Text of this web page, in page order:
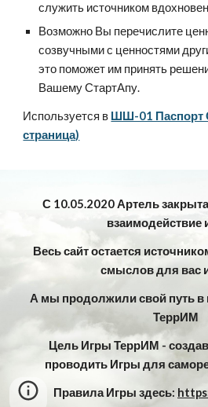
служить источником
Возможно Вы перечислите
созвучными с ценностями
это поможет им принять
Вашему СтартАпу.
Используется в ШШ-01 Паспорт
страница)
С 10.05.2020 Артель
взаимодействие
Весь сайт остается
смыслов для вас
А мы продолжили свой путь в
ТеррИМ
Цель Игры ТеррИМ -
проводить Игры для
Правила Игры здесь: